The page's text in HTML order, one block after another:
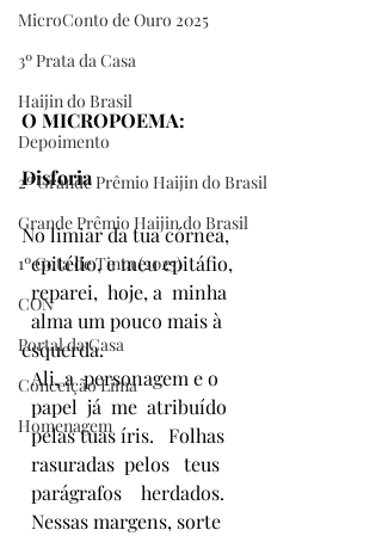
MicroConto de Ouro 2025
3º Prata da Casa
Haijin do Brasil
Depoimento
2º Grande Prêmio Haijin do Brasil
Grande Prêmio Haijin do Brasil
1º Gota de Tinta (2025)
CON
Portal da Casa
Conceição Lima
Homenagem
O MICROPOEMA:
Disforia
No limiar da tua córnea,
  epitélio, e meu epitáfio,
  reparei,  hoje, a  minha
  alma um pouco mais à
esquerda.
  Ali, a  personagem e o
  papel  já  me  atribuído
  pelas tuas íris.   Folhas
  rasuradas  pelos   teus
  parágrafos    herdados.
  Nessas margens, sorte